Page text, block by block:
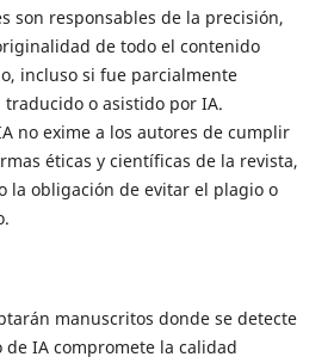
son responsables de la precisión,
de todo el contenido
incluso si fue parcialmente
traducido o asistido por IA.
no exime a los autores de cumplir
éticas y científicas de la revista,
la obligación de evitar el plagio o
manuscritos donde se detecte
de IA compromete la calidad